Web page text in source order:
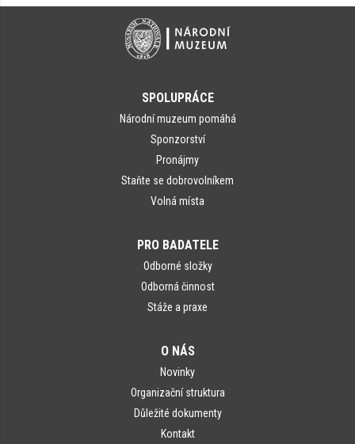
SPOLUPRÁCE
Národní muzeum pomáhá
Sponzorství
Pronájmy
Staňte se dobrovolníkem
Volná místa
PRO BADATELE
Odborné složky
Odborná činnost
Stáže a praxe
O NÁS
Novinky
Organizační struktura
Důležité dokumenty
Kontakt